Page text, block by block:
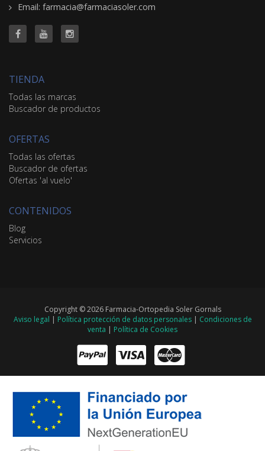
Email: farmacia@farmaciasoler.com
TIENDA
Todas las marcas
Buscador de productos
OFERTAS
Todas las ofertas
Buscador de ofertas
Ofertas 'al vuelo'
CONTENIDOS
Blog
Servicios
Copyright © 2026 Farmacia-Ortopedia Soler Gornals
Aviso legal | Política protección de datos personales| Condiciones de
venta | Política de Cookies